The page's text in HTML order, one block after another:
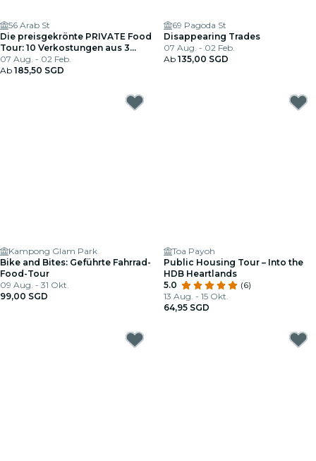
56 Arab St
Die preisgekrönte PRIVATE Food
Tour: 10 Verkostungen aus 3
Kulturen
07 Aug. - 02 Feb.
Ab 185,50 SGD
69 Pagoda St
Disappearing Trades
07 Aug. - 02 Feb.
Ab 135,00 SGD
Kampong Glam Park
Bike and Bites: Geführte Fahrrad-
Food-Tour
09 Aug. - 31 Okt.
99,00 SGD
Toa Payoh
Public Housing Tour – Into the
HDB Heartlands
5.0
(6)
13 Aug. - 15 Okt.
64,95 SGD